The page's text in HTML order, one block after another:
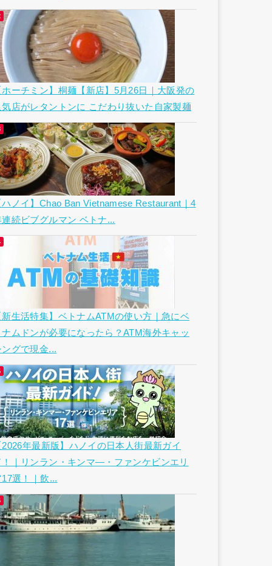
ホーチミン】桐麺【新店】5月26日｜大阪発の
気店がレタントンに こだわり抜いた自家製麺
ハノイ】Chao Ban Vietnamese Restaurant｜4
連続ビブグルマン ベトナ...
新生活特集】ベトナムATMの使い方｜急にベ
ナムドンが必要になったら？ATM海外キャッ
ングで現金...
2026年最新版】ハノイの日本人街最新ガイ
！｜リンラン・キンマ―・ファンケビンエリ
17選！｜飲...